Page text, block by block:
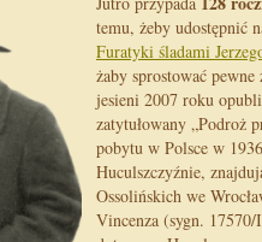
temu, żeby udostępnić
Furatyki śladami
żaby sprostować
jesieni 2007 roku
zatytułowany „Podroż
pobytu w Polsce w
Huculszczyźnie,
Ossolińskich we
Vincenza (sygn.